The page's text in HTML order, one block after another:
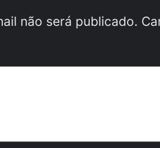
não será publicado.